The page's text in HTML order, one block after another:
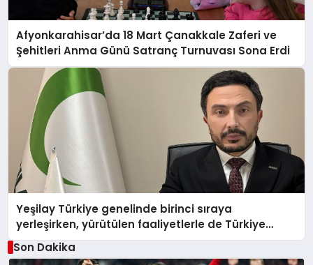
Afyonkarahisar’da 18 Mart Çanakkale Zaferi ve
Şehitleri Anma Günü Satranç Turnuvası Sona Erdi
Yeşilay Türkiye genelinde birinci sıraya
yerleşirken, yürütülen faaliyetlerle de Türkiye
üçüncüsü oldu.
Son Dakika